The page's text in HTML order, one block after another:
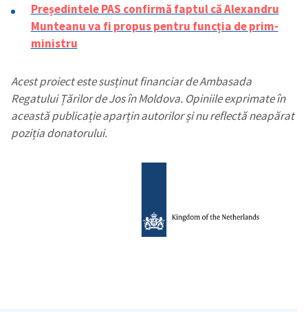
Președintele PAS confirmă faptul că Alexandru
Munteanu va fi propus pentru funcția de prim-
ministru
Acest proiect este susținut financiar de Ambasada
Regatului Țărilor de Jos în Moldova. Opiniile exprimate în
această publicație aparțin autorilor și nu reflectă neapărat
poziția donatorului.